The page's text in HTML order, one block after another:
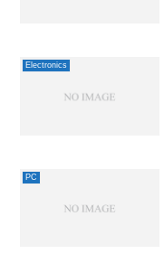
Electronics
PC